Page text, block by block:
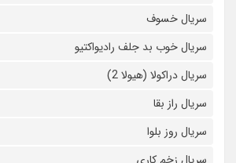
سریال خسوف
سریال خوب بد جلف رادیواکتیو
سریال دراکولا (هیولا 2)
سریال راز بقا
سریال روز بلوا